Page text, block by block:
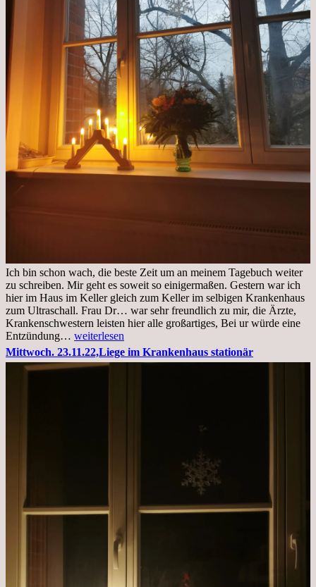
Ich bin schon wach, die beste Zeit um an meinem Tagebuch weiter
zu schreiben. Mir geht es soweit so einigermaßen. Gestern war ich
hier im Haus im Keller gleich zum Keller im selbigen Krankenhaus
zum Ultraschall. Frau Dr… war sehr freundlich zu mir, die Ärzte,
Krankenschwestern leisten hier alle großartiges, Bei ur würde eine
Entzündung… Freitag,
25.11.2022
Kleines
weiterlesen
Mittwoch. 23.11.22,Liege im Krankenhaus stationär